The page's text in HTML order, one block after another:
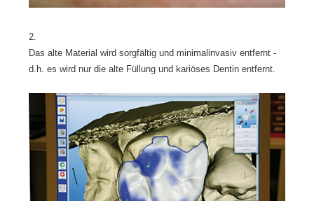
2.
Das alte Material wird sorgfältig und minimalinvasiv entfernt -
d.h. es wird nur die alte Füllung und kariöses Dentin entfernt.